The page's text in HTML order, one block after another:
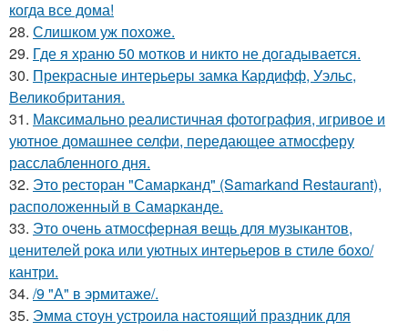
когда все дома!
28. Слишком уж похоже.
29. Где я храню 50 мотков и никто не догадывается.
30. Прекрасные интерьеры замка Кардифф, Уэльс,
Великобритания.
31. Максимально реалистичная фотография, игривое и
уютное домашнее селфи, передающее атмосферу
расслабленного дня.
32. Это ресторан "Самарканд" (Samarkand Restaurant),
расположенный в Самарканде.
33. Это очень атмосферная вещь для музыкантов,
ценителей рока или уютных интерьеров в стиле бохо/
кантри.
34. /9 "А" в эрмитаже/.
35. Эмма стоун устроила настоящий праздник для